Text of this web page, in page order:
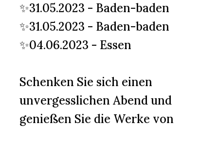
✨31.05.2023 - Baden-baden
✨31.05.2023 - Baden-baden
✨04.06.2023 - Essen
Schenken Sie sich einen
unvergesslichen Abend und
genießen Sie die Werke von